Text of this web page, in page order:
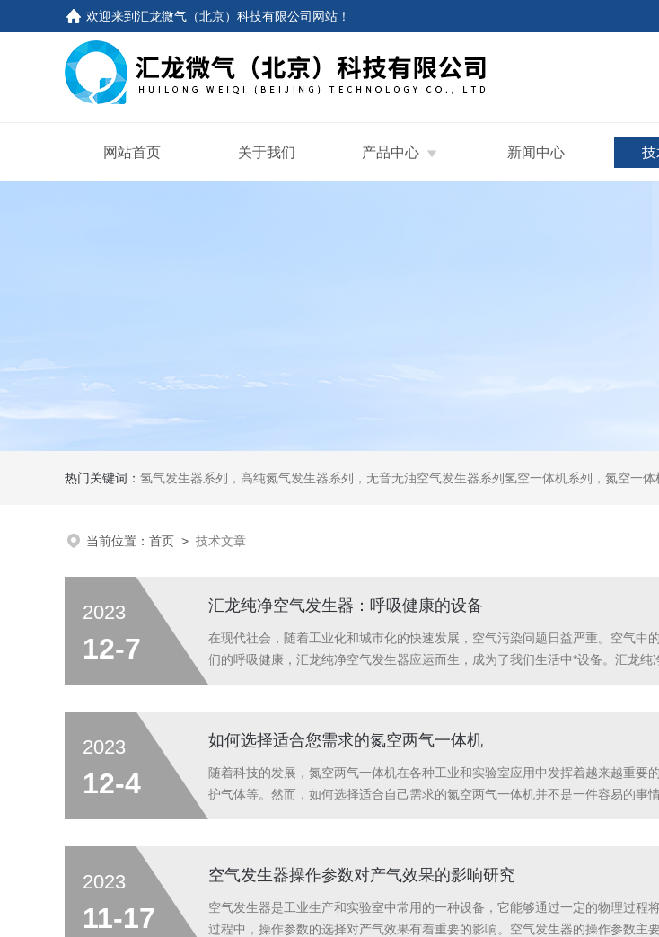
欢迎来到汇龙微气（北京）科技有限公司网站 ！
网站首页 关于我们 产品中心 新闻中心 技
热门关键词： 氢气发生器系列，高纯氮气发生器系列，无音无油空气发生器系列氢空一体机系列，氮空一体机系列，氮氢空三气一体机系列，气体净化器系列，代理日本DKK-TOA水质分析，水质检测仪器，代理南韩SitekPH/离子计，DO
当前位置： 首页 > 技术文章
2023
12-7
汇龙纯净空气发生器：呼吸健康的设备
在现代社会，随着工业化和城市化的快速发展，空气污染问题日益严重。空气
们的呼吸健康，汇龙纯净空气发生器应运而生，成为了我们生活中*设备。汇龙
2023
12-4
如何选择适合您需求的氮空两气一体机
随着科技的发展，氮空两气一体机在各种工业和实验室应用中发挥着越来越重
护气体等。然而，如何选择适合自己需求的氮空两气一体机并不是一件容易的事
2023
11-17
空气发生器操作参数对产气效果的影响研究
空气发生器是工业生产和实验室中常用的一种设备，它能够通过一定的物理过
过程中，操作参数的选择对产气效果有着重要的影响。空气发生器的操作参数主